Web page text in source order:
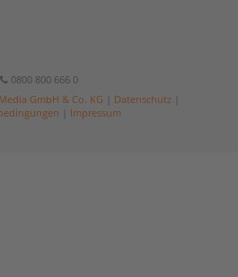
0800 800 666 0
GmbH & Co. KG Datenschutz|
Impressum